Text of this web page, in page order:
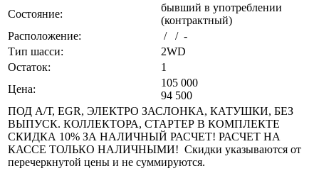
Состояние:
бывший в употреблении
(контрактный)
Расположение:
/ / -
Тип шасси:
2WD
Остаток:
1
Цена:
105 000
94 500
ПОД А/Т, EGR, ЭЛЕКТРО ЗАСЛОНКА, КАТУШКИ, БЕЗ
ВЫПУСК. КОЛЛЕКТОРА, СТАРТЕР В КОМПЛЕКТЕ
СКИДКА 10% ЗА НАЛИЧНЫЙ РАСЧЕТ! РАСЧЕТ НА
КАССЕ ТОЛЬКО НАЛИЧНЫМИ! Скидки указываются от
перечеркнутой цены и не суммируются.